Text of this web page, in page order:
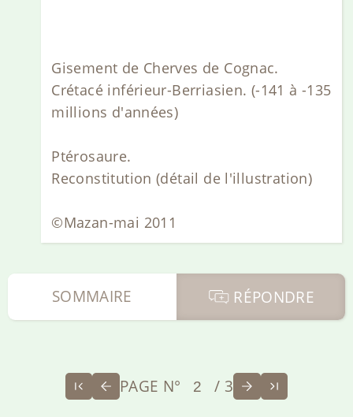
Gisement de Cherves de Cognac.
Crétacé inférieur-Berriasien. (-141 à -135
millions d'années)
Ptérosaure.
Reconstitution (détail de l'illustration)
©Mazan-mai 2011
RÉPONDRE
SOMMAIRE
PAGE N° / 3